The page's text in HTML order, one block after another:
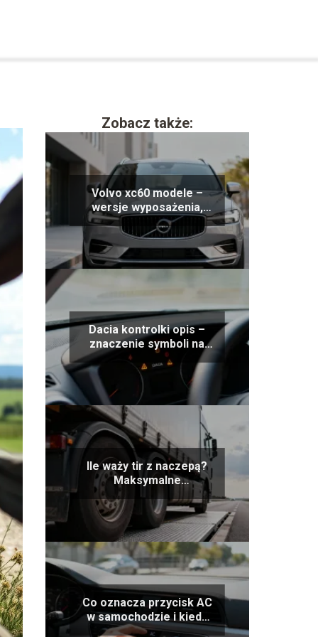
Zobacz także:
Volvo xc60 modele –
wersje wyposażenia,
silniki, opinie
Dacia kontrolki opis –
znaczenie symboli na
desce rozdzielczej
Ile waży tir z naczepą?
Maksymalne
dopuszczalne ciężary
Co oznacza przycisk AC
w samochodzie i kiedy
go używać?